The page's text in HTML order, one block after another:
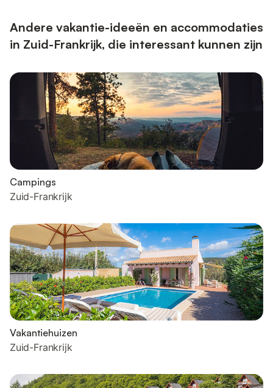
loca...
Andere vakantie-ideeën en accommodaties
in Zuid-Frankrijk, die interessant kunnen zijn
Campings
Zuid-Frankrijk
Vakantiehuizen
Zuid-Frankrijk